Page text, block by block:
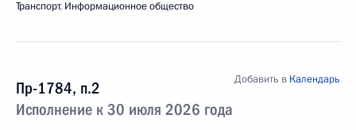
Транспорт, Информационное общество
Пр-1784, п.2
Исполнение к 30 июля 2026 года
Добавить в Календарь